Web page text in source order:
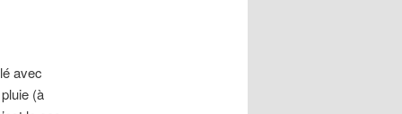
avec
(à